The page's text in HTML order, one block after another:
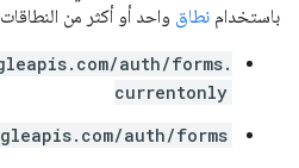
باستخدام نطاق واحد أو أكثر من النطاقات
auth/forms.
currentonly
auth/forms